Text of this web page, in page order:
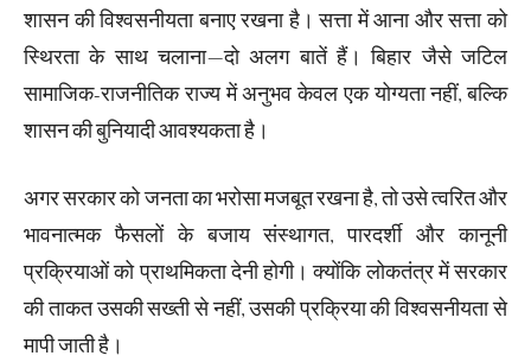
शासन की विश्वसनीयता बनाए रखना है। सत्ता में आना और सत्ता को
स्थिरता के साथ चलाना—दो अलग बातें हैं। बिहार जैसे जटिल
सामाजिक-राजनीतिक राज्य में अनुभव केवल एक योग्यता नहीं, बल्कि
शासन की बुनियादी आवश्यकता है।
अगर सरकार को जनता का भरोसा मजबूत रखना है, तो उसे त्वरित और
भावनात्मक फैसलों के बजाय संस्थागत, पारदर्शी और कानूनी
प्रक्रियाओं को प्राथमिकता देनी होगी। क्योंकि लोकतंत्र में सरकार
की ताकत उसकी सख्ती से नहीं, उसकी प्रक्रिया की विश्वसनीयता से
मापी जाती है।